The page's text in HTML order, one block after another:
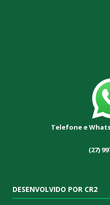
Telefone e
(27)
DESENVOLVIDO POR CR2